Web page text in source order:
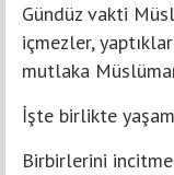
Gündüz vakti
içmezler,
mutlaka
İşte birlikte
Birbirlerini